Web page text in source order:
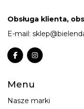
Obsługa klienta,
E-mail:
Menu
Nasze marki